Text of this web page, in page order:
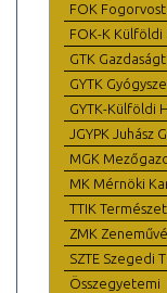
FOK
FOK-K
GTK
GYTK
GYTK-Külföldi
JGYPK Juhász
MGK
MK Mérnöki
TTIK
ZMK
SZTE Szegedi
Összegyetemi